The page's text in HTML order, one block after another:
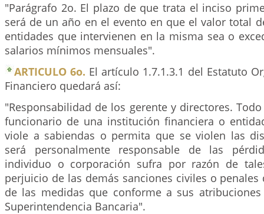
"Parágrafo 2o. El plazo de que trata el inciso
será de un año en el evento en que el valor total
entidades que intervienen en la misma sea o
salarios mínimos mensuales".
ARTICULO 6o. El artículo 1.7.1.3.1 del Estatuto
Financiero quedará así:
"Responsabilidad de los gerente y directores.
funcionario de una institución financiera o
viole a sabiendas o permita que se violen las
será personalmente responsable de las
individuo o corporación sufra por razón de
perjuicio de las demás sanciones civiles o penales
de las medidas que conforme a sus
Superintendencia Bancaria".